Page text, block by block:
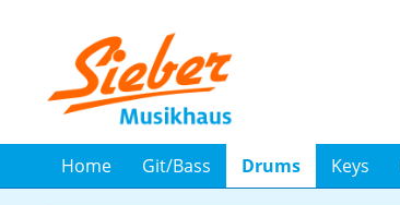
Home Git/Bass Drums Keys